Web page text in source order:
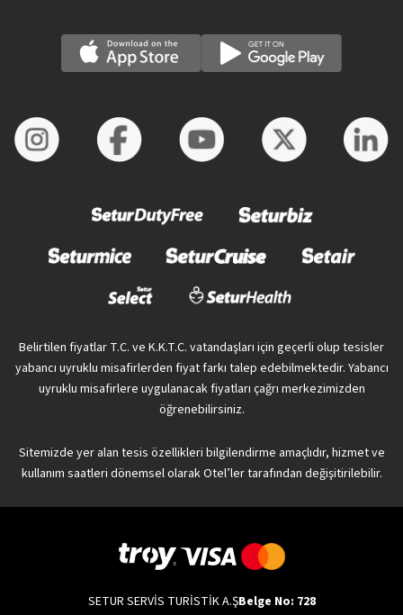
Belirtilen fiyatlar T.C. ve K.K.T.C. vatandaşları için geçerli olup tesisler
yabancı uyruklu misafirlerden fiyat farkı talep edebilmektedir. Yabancı
uyruklu misafirlere uygulanacak fiyatları çağrı merkezimizden
öğrenebilirsiniz.
Sitemizde yer alan tesis özellikleri bilgilendirme amaçlıdır, hizmet ve
kullanım saatleri dönemsel olarak Otel’ler tarafından değişitirilebilir.
SETUR SERVİS TURİSTİK A.ŞBelge No: 728